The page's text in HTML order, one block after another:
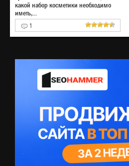
какой набор косметики необходимо
иметь,...
1